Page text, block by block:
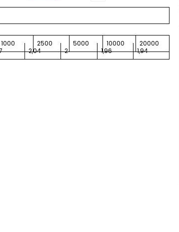
1000 2500 5000 10000 20000
2,04 2 1,96 1,94